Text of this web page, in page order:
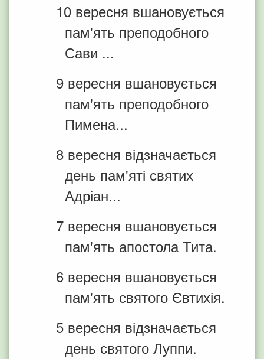
10 вересня вшановується
пам'ять преподобного
Сави ...
9 вересня вшановується
пам'ять преподобного
Пимена...
8 вересня відзначається
день пам'яті святих
Адріан...
7 вересня вшановується
пам'ять апостола Тита.
6 вересня вшановується
пам'ять святого Євтихія.
5 вересня відзначається
день святого Луппи.